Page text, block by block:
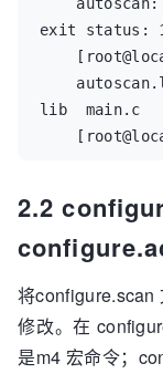
exit status:
lib  main.c
2.2
将configure.scan
修改。在
是m4 宏命令；